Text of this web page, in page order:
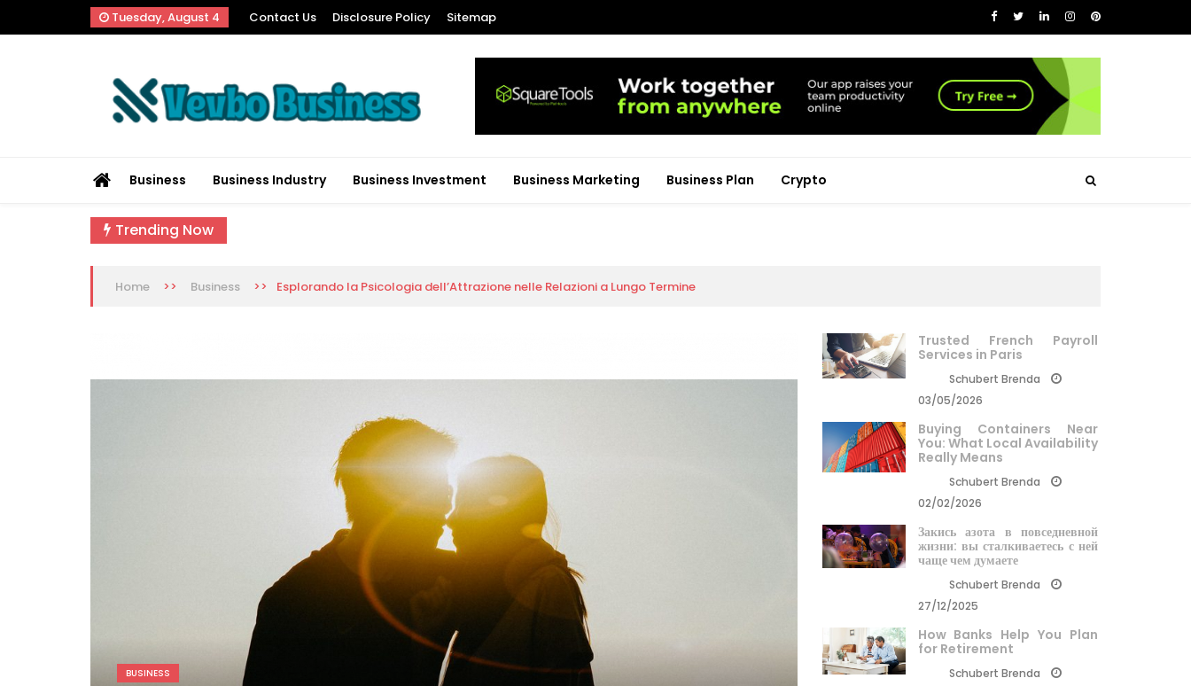
Tuesday, August 4 Contact Us Disclosure Policy Sitemap
Business Business Industry Business Investment Business Marketing Business Plan Crypto
Trending Now
Home >> Business >> Esplorando la Psicologia dell’Attrazione nelle Relazioni a Lungo Termine
BUSINESS
Trusted French Payroll
Services in Paris
Schubert Brenda
03/05/2026
Buying Containers Near
You: What Local Availability
Really Means
Schubert Brenda
02/02/2026
Закись азота в повседневной
жизни: вы сталкиваетесь с ней
чаще чем думаете
Schubert Brenda
27/12/2025
How Banks Help You Plan
for Retirement
Schubert Brenda